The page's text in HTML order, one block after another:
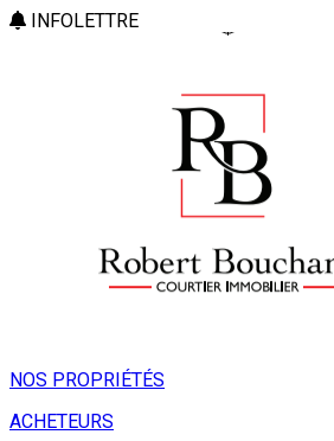
INFOLETTRE
NOS PROPRIÉTÉS
ACHETEURS